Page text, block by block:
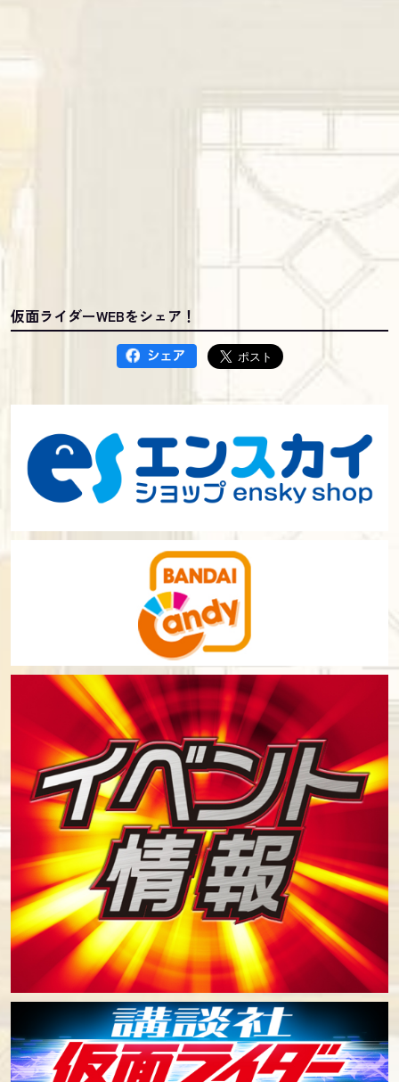
仮面ライダーWEBをシェア！